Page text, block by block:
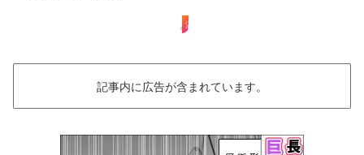
温泉女子
記事内に広告が含まれています。